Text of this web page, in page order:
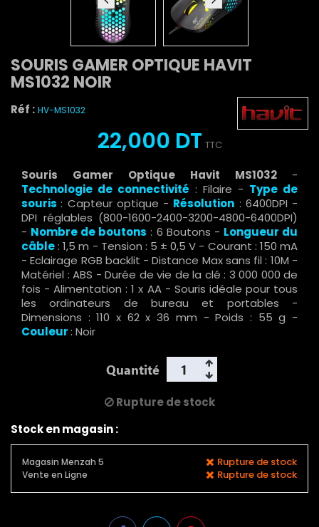
SOURIS GAMER OPTIQUE HAVIT
MS1032 NOIR
Réf : HV-MS1032
22,000 DT TTC
Souris Gamer Optique Havit MS1032 -
Technologie de connectivité : Filaire - Type de
souris: Capteur optique - Résolution : 6400DPI -
DPI réglables (800-1600-2400-3200-4800-6400DPI)
- Nombre de boutons : 6 Boutons - Longueur du
câble: 1,5 m - Tension : 5 ± 0,5 V - Courant : 150 mA
- Eclairage RGB backlit - Distance Max sans fil : 10M -
Matériel : ABS - Durée de vie de la clé : 3 000 000 de
fois - Alimentation : 1 x AA - Souris idéale pour tous
les ordinateurs de bureau et portables -
Dimensions : 110 x 62 x 36 mm - Poids : 55 g -
Couleur: Noir
Quantité
Rupture de stock
Stock en magasin :
Magasin Menzah 5 Rupture de stock
Vente en Ligne Rupture de stock